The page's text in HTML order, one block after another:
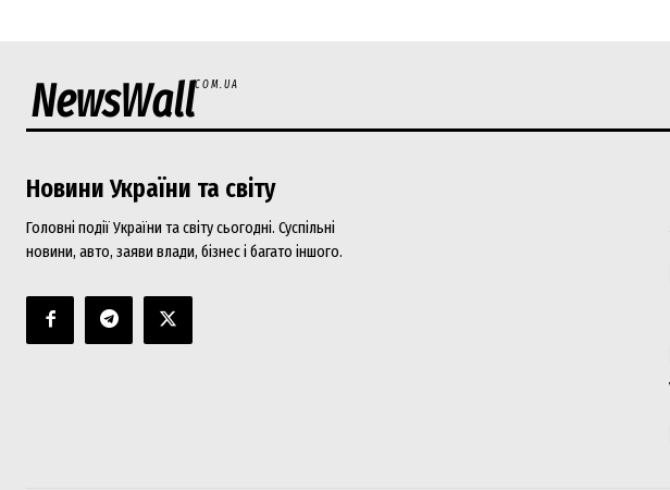
NewsWallCOM.UA
Новини України та світу
Головні події України та світу сьогодні. Суспільні
новини, авто, заяви влади, бізнес і багато іншого.